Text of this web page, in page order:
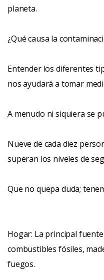
planeta.
¿Qué causa la
Entender los diferentes
nos ayudará a tomar
A menudo ni siquiera se
Nueve de cada diez
superan los niveles de
Que no quepa duda;
Hogar: La principal
combustibles fósiles,
fuegos.